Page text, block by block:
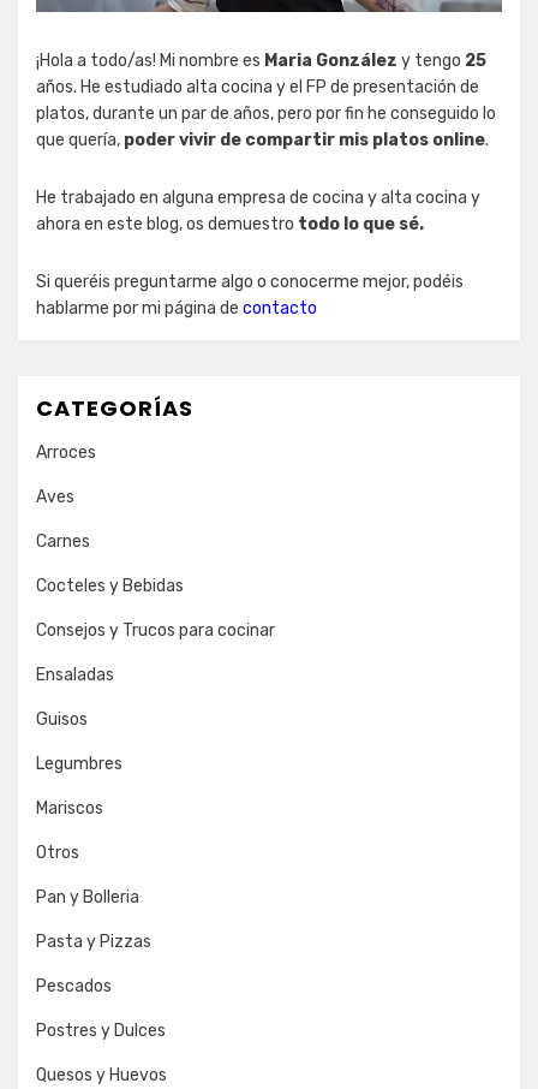
¡Hola a todo/as! Mi nombre es Maria González y tengo 25
años. He estudiado alta cocina y el FP de presentación de
platos, durante un par de años, pero por fin he conseguido lo
que quería, poder vivir de compartir mis platos online.
He trabajado en alguna empresa de cocina y alta cocina y
ahora en este blog, os demuestro todo lo que sé.
Si queréis preguntarme algo o conocerme mejor, podéis
hablarme por mi página de contacto
CATEGORÍAS
Arroces
Aves
Carnes
Cocteles y Bebidas
Consejos y Trucos para cocinar
Ensaladas
Guisos
Legumbres
Mariscos
Otros
Pan y Bolleria
Pasta y Pizzas
Pescados
Postres y Dulces
Quesos y Huevos